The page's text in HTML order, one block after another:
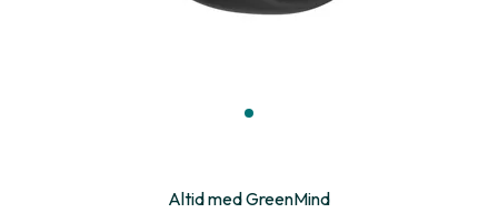
Altid med GreenMind